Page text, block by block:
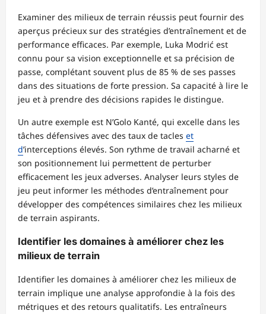
Examiner des milieux de terrain réussis peut fournir des
aperçus précieux sur des stratégies d’entraînement et de
performance efficaces. Par exemple, Luka Modrić est
connu pour sa vision exceptionnelle et sa précision de
passe, complétant souvent plus de 85 % de ses passes
dans des situations de forte pression. Sa capacité à lire le
jeu et à prendre des décisions rapides le distingue.
Un autre exemple est N’Golo Kanté, qui excelle dans les
tâches défensives avec des taux de tacles et
d’interceptions élevés. Son rythme de travail acharné et
son positionnement lui permettent de perturber
efficacement les jeux adverses. Analyser leurs styles de
jeu peut informer les méthodes d’entraînement pour
développer des compétences similaires chez les milieux
de terrain aspirants.
Identifier les domaines à améliorer chez les
milieux de terrain
Identifier les domaines à améliorer chez les milieux de
terrain implique une analyse approfondie à la fois des
métriques et des retours qualitatifs. Les entraîneurs